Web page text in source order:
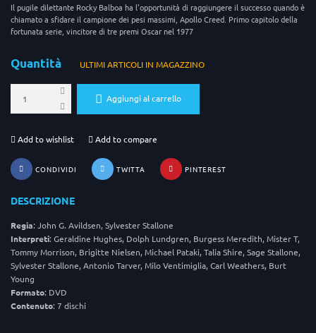
Il pugile dilettante Rocky Balboa ha l'opportunità di raggiungere il successo quando è
chiamato a sfidare il campione dei pesi massimi, Apollo Creed. Primo capitolo della
fortunata serie, vincitore di tre premi Oscar nel 1977
Quantità ULTIMI ARTICOLI IN MAGAZZINO
Aggiungi al carrello
Add to wishlist Add to compare
CONDIVIDI TWITTA PINTEREST
DESCRIZIONE
Regia: John G. Avildsen, Sylvester Stallone
Interpreti: Geraldine Hughes, Dolph Lundgren, Burgess Meredith, Mister T,
Tommy Morrison, Brigitte Nielsen, Michael Pataki, Talia Shire, Sage Stallone,
Sylvester Stallone, Antonio Tarver, Milo Ventimiglia, Carl Weathers, Burt
Young
Formato: DVD
Contenuto: 7 dischi